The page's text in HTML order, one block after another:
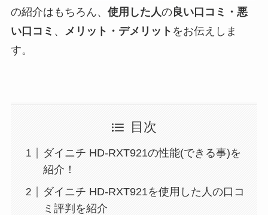
の紹介はもちろん、 使用した人の良い口コミ・悪
い口コミ 、 メリット・デメリット をお伝えしま
す。
目次
ダイニチ HD-RXT921の性能(できる事)を
紹介！
ダイニチ HD-RXT921を使用した人の口コ
ミ評判を紹介